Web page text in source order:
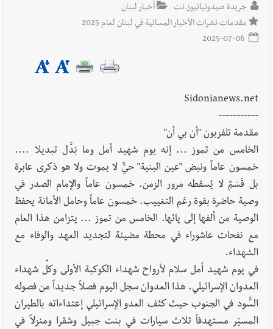
أخبار لبنان
الطقس غدا غائم جزئيا مع انخفاض طفيف بالحرارة
توقيف 6 مروّجين وضبط كميات من المخدّرات
أخبار لبنان
جنبلاط: هل أصبحت السلطة اللبنانية تنفذ أوامر رام
الله؟
أخبار العالم
الرئيس الأميركي ترامب يحذّر إيران من ضربة قوية...
وإعلام إيراني: الاتّفاق مع عُمان مؤجّل ما دامت التهديدات مستمرّة
أخبار صيدا
طنبوريت -قضاء صيدا تفتتح مهرجاناتها الصيفية
بدعوة من بلديتها الخميس ٦-٨-٢٠٢٦ مع الفنان المميز أدهم شلهوب
وبرنامج حافل وسهرات ممتعة...شاركونا الفرحة
جريدة صيدونيانيوز.نت
أخبار لبنان
مقدمات نشرات الأخبار المسائية في لبنان لعام 2025
Sidonianews.net
-----------
مقدمة تلفزيون "أن بي أن"
الخامس من تموز ... إنه يوم شهيد أمل وما بَدَّل تبديلا ....
خمسون عاماً ونبض "عين البنية" حيٌّ لا يموت ولا هو ذكرى عابرة
بل قَسَمٌ لا يُسقطه مرور الزمن. خمسون عاماً والإمام الصدر في
وصية حاضرة بقوة رغم التغييب. خمسون عاماً وحامل الأمانة يحفظ
الوصية من ألفها إلى يائها. الخامس من تموز ... يتزامن هذا العام
مع نفحات عاشوراء في محطة مضيئة لتجديد العهد والوفاء مع
الشهداء.
في يوم شهيد أمل سلام لأرواح شهداء الكوكبة الأولى وكلِّ شهداء
العدوان الإسرائيلي. هذا العدوان سجل اليوم فصلاً جديداً من فصوله
السُّود في الجنوب حيث كثف العدو الإسرائيلي إعتداءاته بالطيران
المسيّر مستهدفاً ثلاث سيارات في بنت جبيل وشقرا ومنزلاً في